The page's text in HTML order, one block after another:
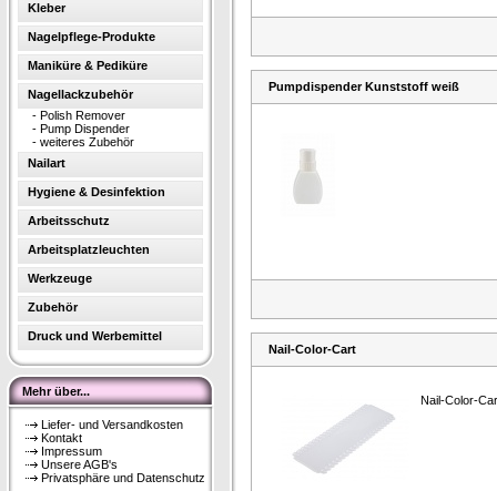
Kleber
Nagelpflege-Produkte
Maniküre & Pediküre
Nagellackzubehör
- Polish Remover
- Pump Dispender
- weiteres Zubehör
Nailart
Hygiene & Desinfektion
Arbeitsschutz
Arbeitsplatzleuchten
Werkzeuge
Zubehör
Druck und Werbemittel
Mehr über...
Liefer- und Versandkosten
Kontakt
Impressum
Unsere AGB's
Privatsphäre und Datenschutz
Pumpdispender Kunststoff weiß
Nail-Color-Cart
Nail-Color-